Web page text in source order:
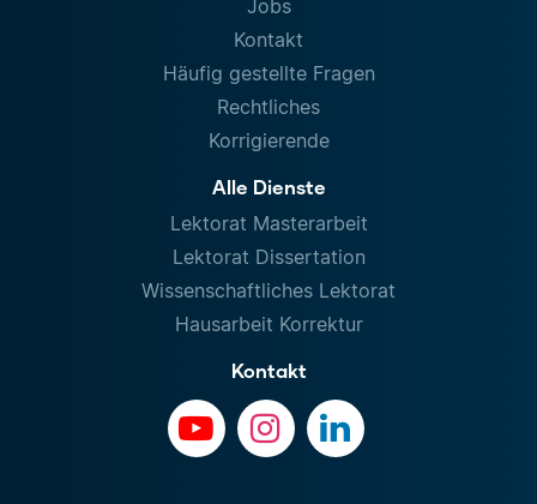
Jobs
Kontakt
Häufig gestellte Fragen
Rechtliches
Korrigierende
Alle Dienste
Lektorat Masterarbeit
Lektorat Dissertation
Wissenschaftliches Lektorat
Hausarbeit Korrektur
Kontakt